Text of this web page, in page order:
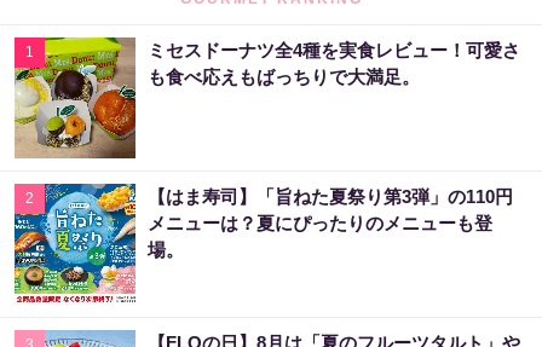
1
ミセスドーナツ全4種を実食レビュー！可愛さ
も食べ応えもばっちりで大満足。
2
【はま寿司】「旨ねた夏祭り第3弾」の110円
メニューは？夏にぴったりのメニューも登
場。
【FLOの日】8月は「夏のフルーツタルト」や